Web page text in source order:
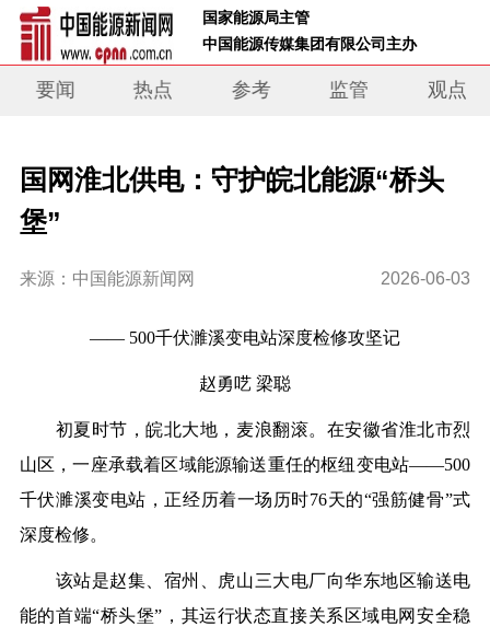
国家能源局主管
中国能源传媒集团有限公司主办
要闻 热点 参考 监管 观点
国网淮北供电：守护皖北能源“桥头
堡”
来源：中国能源新闻网 2026-06-03
—— 500千伏濉溪变电站深度检修攻坚记
赵勇呓 梁聪
初夏时节，皖北大地，麦浪翻滚。在安徽省淮北市烈
山区，一座承载着区域能源输送重任的枢纽变电站——500
千伏濉溪变电站，正经历着一场历时76天的“强筋健骨”式
深度检修。
该站是赵集、宿州、虎山三大电厂向华东地区输送电
能的首端“桥头堡”，其运行状态直接关系区域电网安全稳